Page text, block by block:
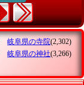
岐阜県の寺院(2,302)
岐阜県の神社(3,266)